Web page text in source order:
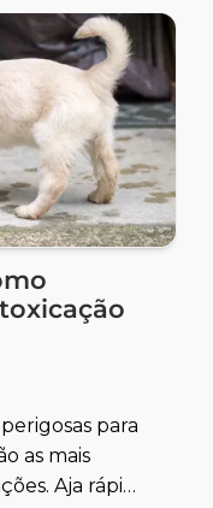
para
as mais
Aja rápido